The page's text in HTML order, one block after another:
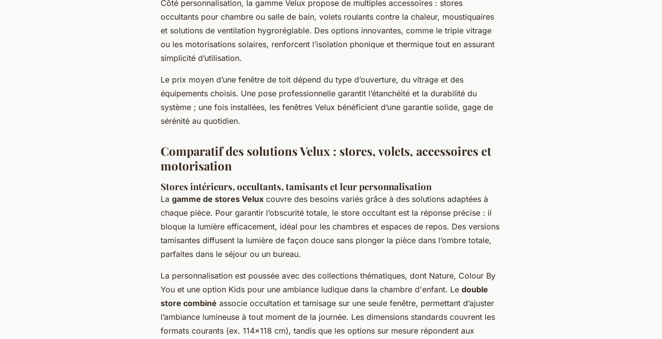
Côté personnalisation, la gamme Velux propose de multiples accessoires : stores
occultants pour chambre ou salle de bain, volets roulants contre la chaleur, moustiquaires
et solutions de ventilation hygroréglable. Des options innovantes, comme le triple vitrage
ou les motorisations solaires, renforcent l’isolation phonique et thermique tout en assurant
simplicité d’utilisation.
Le prix moyen d’une fenêtre de toit dépend du type d’ouverture, du vitrage et des
équipements choisis. Une pose professionnelle garantit l’étanchéité et la durabilité du
système ; une fois installées, les fenêtres Velux bénéficient d’une garantie solide, gage de
sérénité au quotidien.
Comparatif des solutions Velux : stores, volets, accessoires et
motorisation
Stores intérieurs, occultants, tamisants et leur personnalisation
La gamme de stores Velux couvre des besoins variés grâce à des solutions adaptées à
chaque pièce. Pour garantir l’obscurité totale, le store occultant est la réponse précise : il
bloque la lumière efficacement, idéal pour les chambres et espaces de repos. Des versions
tamisantes diffusent la lumière de façon douce sans plonger la pièce dans l’ombre totale,
parfaites dans le séjour ou un bureau.
La personnalisation est poussée avec des collections thématiques, dont Nature, Colour By
You et une option Kids pour une ambiance ludique dans la chambre d'enfant. Le double
store combiné associe occultation et tamisage sur une seule fenêtre, permettant d’ajuster
l’ambiance lumineuse à tout moment de la journée. Les dimensions standards couvrent les
formats courants (ex. 114x118 cm), tandis que les options sur mesure répondent aux